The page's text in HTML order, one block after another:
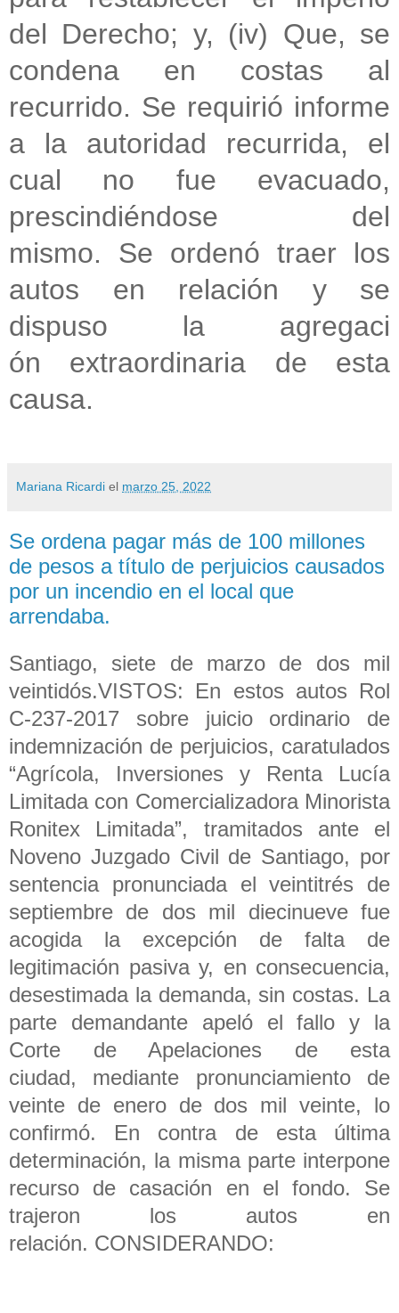
del Derecho; y, (iv) Que, se
condena en costas al
recurrido. Se requirió informe
a la autoridad recurrida, el
cual no fue evacuado,
prescindiéndose del
mismo. Se ordenó traer los
autos en relación y se
dispuso la agregaci
ón extraordinaria de esta
causa.
Mariana Ricardi el marzo 25, 2022
Se ordena pagar más de 100 millones
de pesos a título de perjuicios causados
por un incendio en el local que
arrendaba.
Santiago, siete de marzo de dos mil
veintidós.VISTOS: En estos autos Rol
C-237-2017 sobre juicio ordinario de
indemnización de perjuicios, caratulados
“Agrícola, Inversiones y Renta Lucía
Limitada con Comercializadora Minorista
Ronitex Limitada”, tramitados ante el
Noveno Juzgado Civil de Santiago, por
sentencia pronunciada el veintitrés de
septiembre de dos mil diecinueve fue
acogida la excepción de falta de
legitimación pasiva y, en consecuencia,
desestimada la demanda, sin costas. La
parte demandante apeló el fallo y la
Corte de Apelaciones de esta
ciudad, mediante pronunciamiento de
veinte de enero de dos mil veinte, lo
confirmó. En contra de esta última
determinación, la misma parte interpone
recurso de casación en el fondo. Se
trajeron los autos en
relación. CONSIDERANDO: